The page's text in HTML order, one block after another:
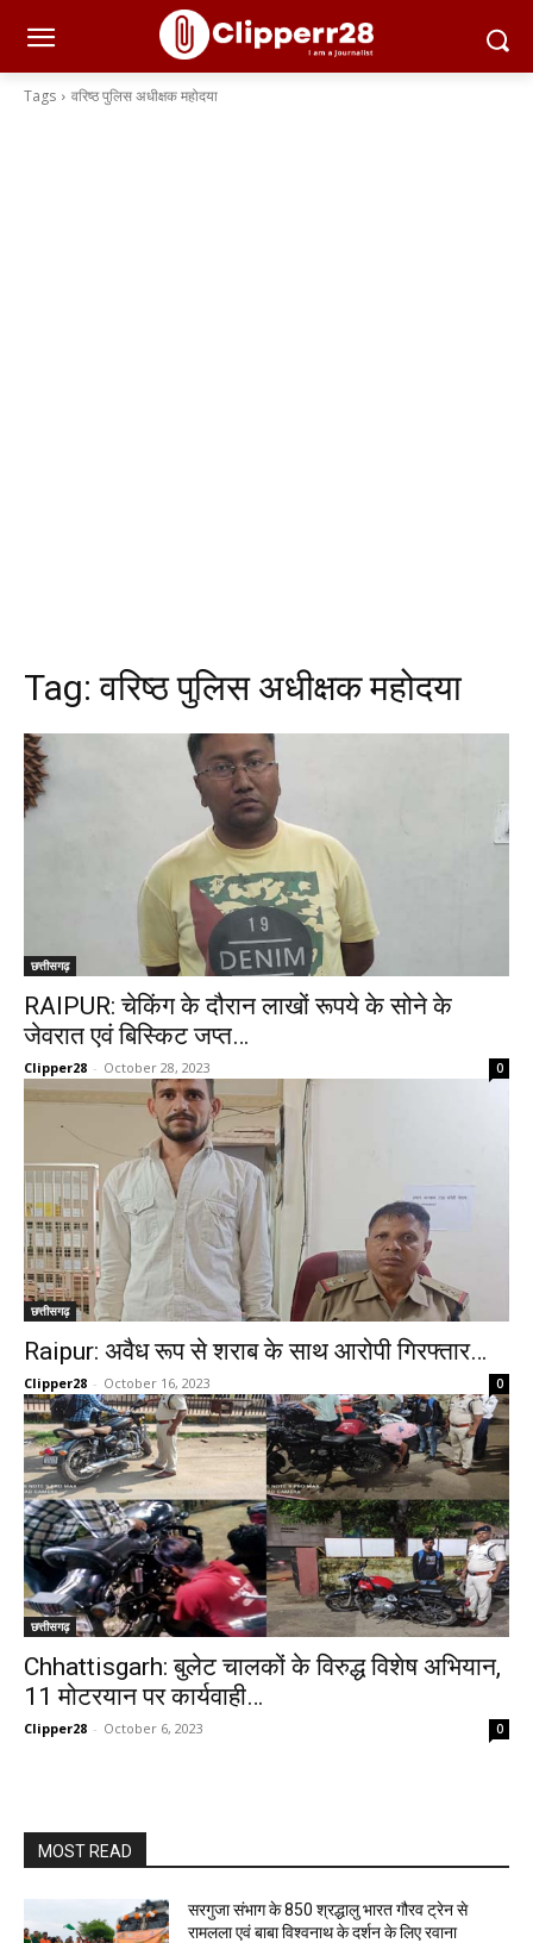
Tags वरिष्ठ पुलिस अधीक्षक महोदया
Tag:वरिष्ठ पुलिस अधीक्षक महोदया
छत्तीसगढ़
RAIPUR: चेकिंग के दौरान लाखों रूपये के सोने के
जेवरात एवं बिस्किट जप्त…
Clipper28 - October 28, 2023 0
छत्तीसगढ़
Raipur: अवैध रूप से शराब के साथ आरोपी गिरफ्तार…
Clipper28 - October 16, 2023 0
छत्तीसगढ़
Chhattisgarh: बुलेट चालकों के विरुद्ध विशेष अभियान,
11 मोटरयान पर कार्यवाही…
Clipper28 - October 6, 2023 0
MOST READ
सरगुजा संभाग के 850 श्रद्धालु भारत गौरव ट्रेन से
रामलला एवं बाबा विश्वनाथ के दर्शन के लिए रवाना